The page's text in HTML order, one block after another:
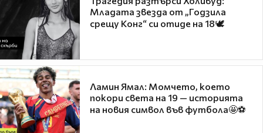
Младата звезда от „Годзила
срещу Конг“ си отиде на 18🕊️
Ламин Ямал: Момчето, което
покори света на 19 — историята
на новия символ във футбола🤩⚽